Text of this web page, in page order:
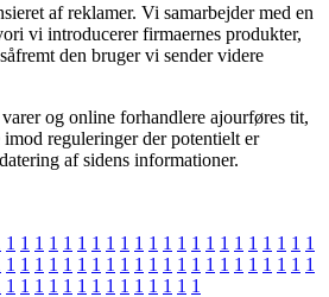
af reklamer. Vi samarbejder med en
vi introducerer firmaernes produkter,
den bruger vi sender videre
og online forhandlere ajourføres tit,
reguleringer der potentielt er
af sidens informationer.
1 1 1 1 1 1 1 1 1 1 1 1 1 1 1 1 1 1 1 1 1 1
1 1 1 1 1 1 1 1 1 1 1 1 1 1 1 1 1 1 1 1 1 1
1 1 1 1 1 1 1 1 1 1 1 1 1 1